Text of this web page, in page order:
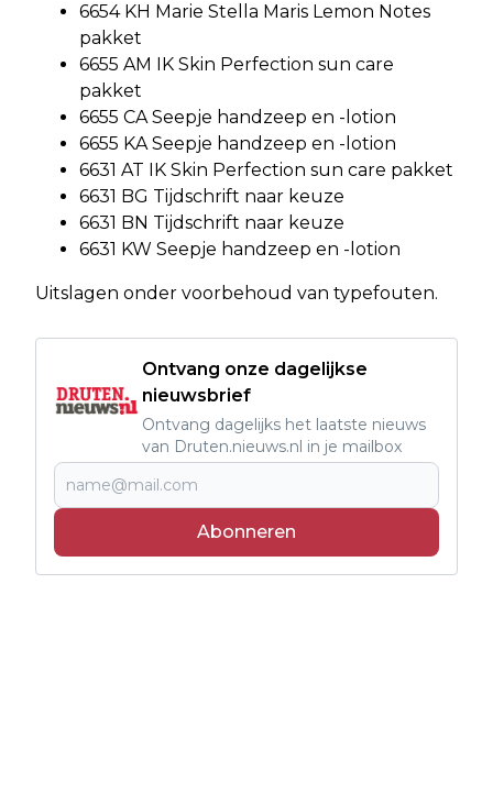
6654 KH Marie Stella Maris Lemon Notes
pakket
6655 AM IK Skin Perfection sun care
pakket
6655 CA Seepje handzeep en -lotion
6655 KA Seepje handzeep en -lotion
6631 AT IK Skin Perfection sun care pakket
6631 BG Tijdschrift naar keuze
6631 BN Tijdschrift naar keuze
6631 KW Seepje handzeep en -lotion
Uitslagen onder voorbehoud van typefouten.
Ontvang onze dagelijkse
nieuwsbrief
Ontvang dagelijks het laatste nieuws
van Druten.nieuws.nl in je mailbox
Abonneren